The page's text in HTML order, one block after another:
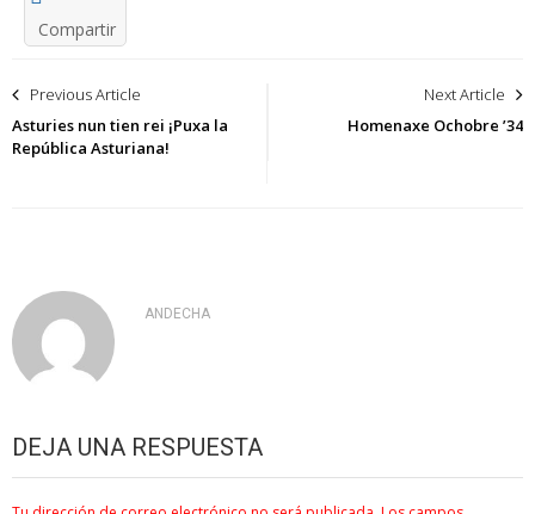
Compartir
Navegación
de
Previous Article
Asturies nun tien rei ¡Puxa la
República Asturiana!
Next Article
Homenaxe Ochobre ’34
ANDECHA
DEJA UNA RESPUESTA